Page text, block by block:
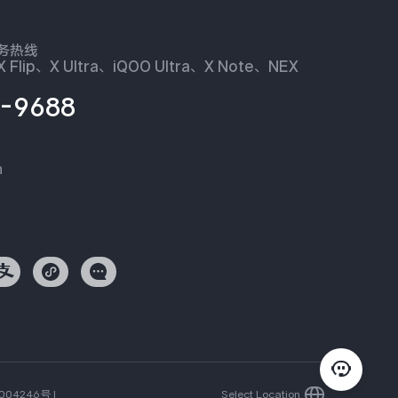
热线
Flip、X Ultra、iQOO Ultra、X Note、NEX
9688
号 | Select Location